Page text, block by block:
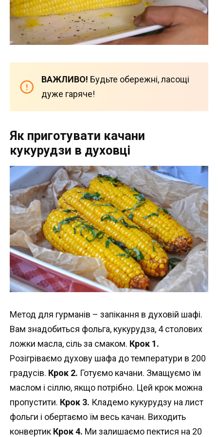
ВАЖЛИВО! Будьте обережні, ласощі
дуже гаряче!
Як приготувати качани
кукурудзи в духовці
Метод для гурманів – запікання в духовій шафі.
Вам знадобиться фольга, кукурудза, 4 столових
ложки масла, сіль за смаком. Крок 1.
Розігріваємо духову шафа до температури в 200
градусів. Крок 2. Готуємо качани. Змащуємо їм
маслом і сіллю, якщо потрібно. Цей крок можна
пропустити. Крок 3. Кладемо кукурудзу на лист
фольги і обертаємо їм весь качан. Виходить
конвертик Крок 4. Ми залишаємо пектися на 20